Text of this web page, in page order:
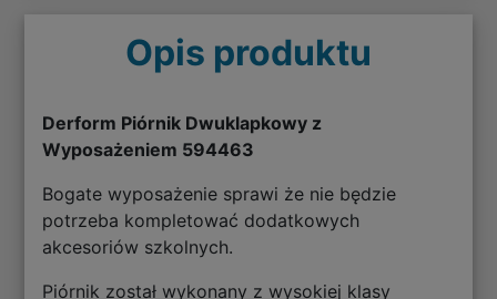
Opis produktu
Derform Piórnik Dwuklapkowy z
Wyposażeniem 594463
Bogate wyposażenie sprawi że nie będzie
potrzeba kompletować dodatkowych
akcesoriów szkolnych.
Piórnik został wykonany z wysokiej klasy